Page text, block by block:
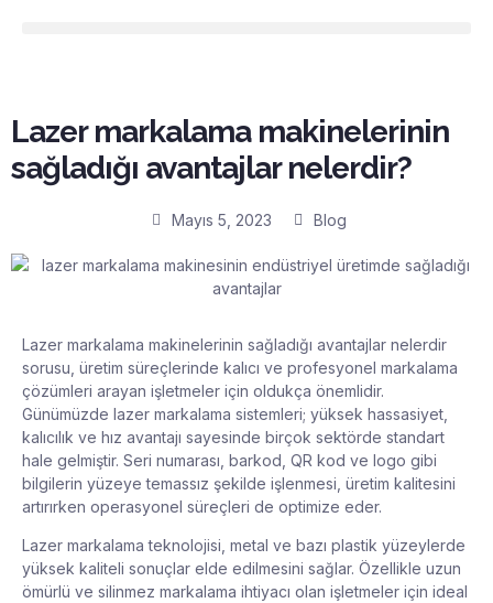
Lazer markalama makinelerinin
sağladığı avantajlar nelerdir?
Mayıs 5, 2023 Blog
Lazer markalama makinelerinin sağladığı avantajlar nelerdir
sorusu, üretim süreçlerinde kalıcı ve profesyonel markalama
çözümleri arayan işletmeler için oldukça önemlidir.
Günümüzde lazer markalama sistemleri; yüksek hassasiyet,
kalıcılık ve hız avantajı sayesinde birçok sektörde standart
hale gelmiştir. Seri numarası, barkod, QR kod ve logo gibi
bilgilerin yüzeye temassız şekilde işlenmesi, üretim kalitesini
artırırken operasyonel süreçleri de optimize eder.
Lazer markalama teknolojisi, metal ve bazı plastik yüzeylerde
yüksek kaliteli sonuçlar elde edilmesini sağlar. Özellikle uzun
ömürlü ve silinmez markalama ihtiyacı olan işletmeler için ideal